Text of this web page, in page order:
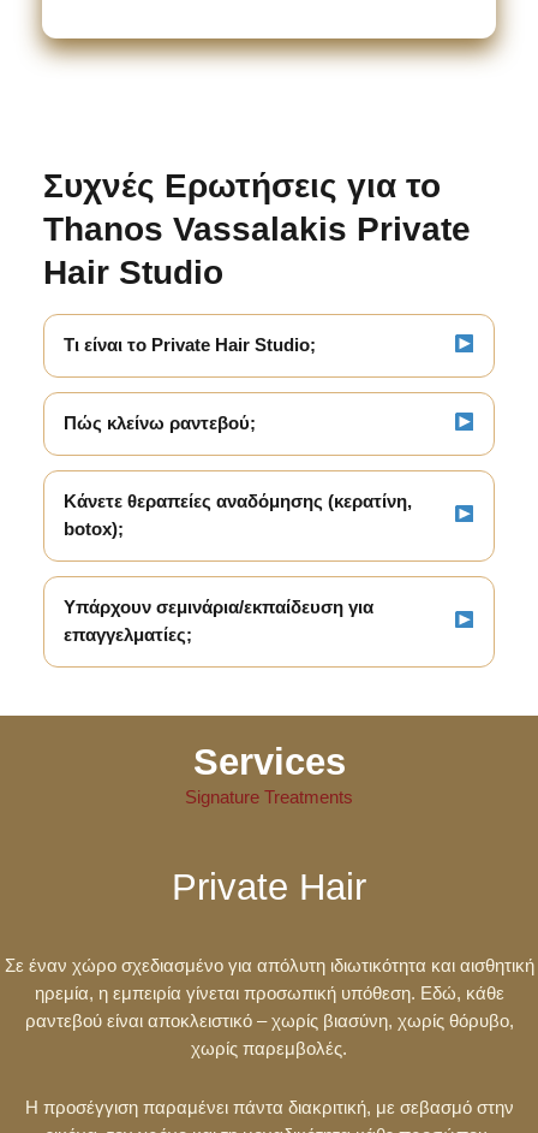
Συχνές Ερωτήσεις για το
Thanos Vassalakis Private
Hair Studio
Τι είναι το Private Hair Studio;
Πώς κλείνω ραντεβού;
Κάνετε θεραπείες αναδόμησης (κερατίνη,
botox);
Υπάρχουν σεμινάρια/εκπαίδευση για
επαγγελματίες;
Services
Signature Treatments
Private Hair
Σε έναν χώρο σχεδιασμένο για απόλυτη ιδιωτικότητα και αισθητική
ηρεμία, η εμπειρία γίνεται προσωπική υπόθεση. Εδώ, κάθε
ραντεβού είναι αποκλειστικό – χωρίς βιασύνη, χωρίς θόρυβο,
χωρίς παρεμβολές.
Η προσέγγιση παραμένει πάντα διακριτική, με σεβασμό στην